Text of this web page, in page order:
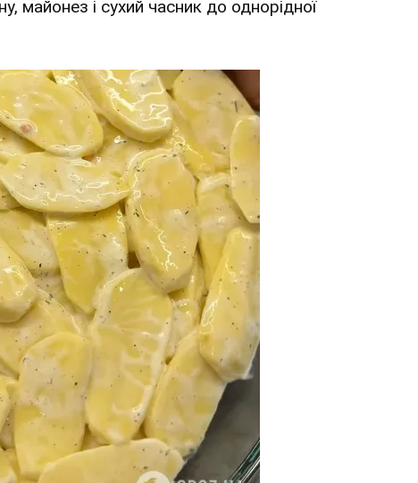
майонез і сухий часник до однорідної